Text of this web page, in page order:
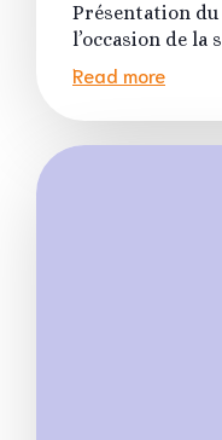
Présentation
l’occasion de la
Read more